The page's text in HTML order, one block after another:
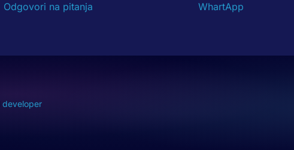
Odgovori na pitanja
WhartApp
developer